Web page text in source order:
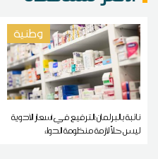
وطنية
نائبة بالبرلمان:الترفيع في أسعار الأدوية
ليس حلاً لأزمة منظومة الدواء